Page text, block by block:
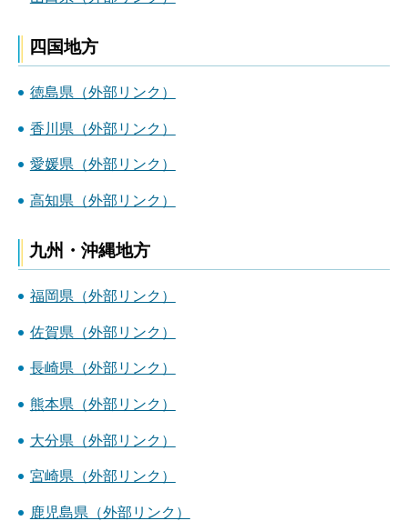
四国地方
徳島県（外部リンク）
香川県（外部リンク）
愛媛県（外部リンク）
高知県（外部リンク）
九州・沖縄地方
福岡県（外部リンク）
佐賀県（外部リンク）
長崎県（外部リンク）
熊本県（外部リンク）
大分県（外部リンク）
宮崎県（外部リンク）
鹿児島県（外部リンク）